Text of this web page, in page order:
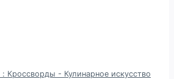
Кроссворды - Кулинарное искусство